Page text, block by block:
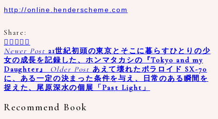
http://online.henderscheme.com
Share:
Newer Post 21世紀初頭の東京とそこに暮らすひとりの少
女の成長を記録した、ホンマタカシの『Tokyo and my
Daughter』 Older Post あえて壊れたポラロイド SX-70
に、ある一定の決まった条件を与え、日常のある瞬間を
捉えた、尾原深水の個展「Past Light」
Recommend Book